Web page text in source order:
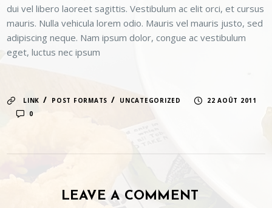
dui vel libero laoreet sagittis. Vestibulum ac elit orci, et cursus
mauris. Nulla vehicula lorem odio. Mauris vel mauris justo, sed
adipiscing neque. Nam ipsum dolor, congue ac vestibulum
eget, luctus nec ipsum
LINK / POST FORMATS / UNCATEGORIZED
22 AOÛT 2011
0
LEAVE A COMMENT